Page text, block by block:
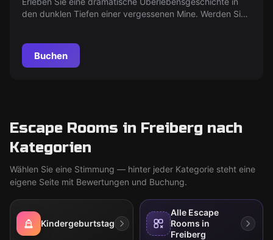
den dunklen Tiefen einer vergessenen Mine. Werden Sie
Buchen
Escape Rooms in Freiberg nach
Kategorien
Wählen Sie eine Stimmung — hinter jeder Kategorie steht eine
eigene Seite mit Bewertungen und Buchung.
Kindergeburtstag
Alle Escape
Rooms in
Freiberg